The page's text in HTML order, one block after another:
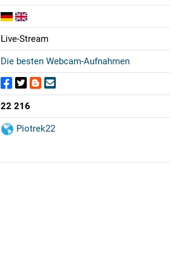
Live-Stream
Die besten Webcam-Aufnahmen
22 216
Piotrek22